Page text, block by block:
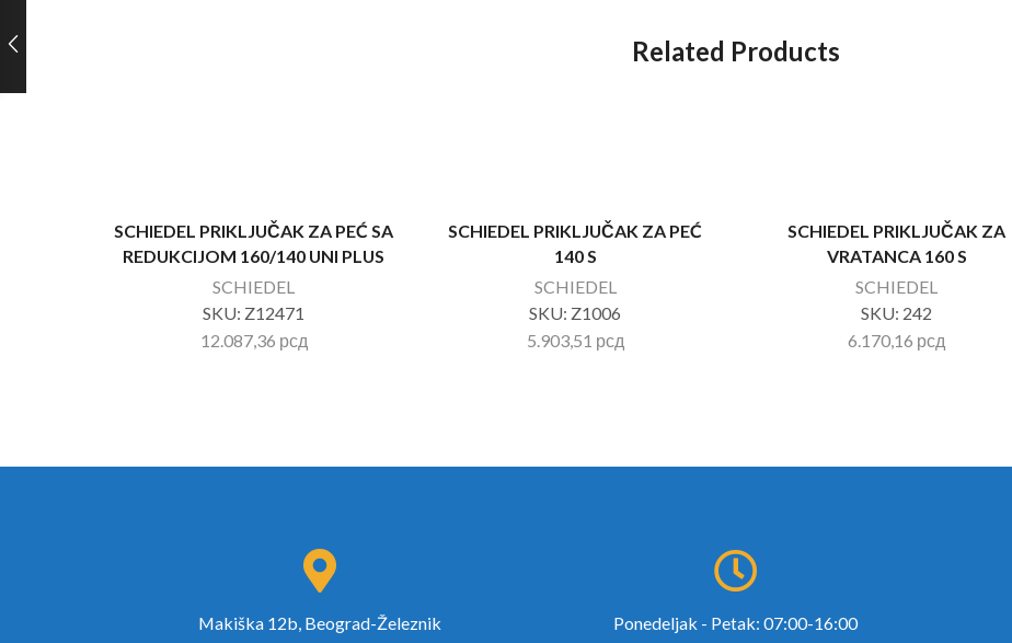
Related Products
SCHIEDEL PRIKLJUČAK ZA PEĆ SA
REDUKCIJOM 160/140 UNI PLUS
SCHIEDEL
SKU: Z12471
12.087,36 рсд
SCHIEDEL PRIKLJUČAK ZA PEĆ
140 S
SCHIEDEL
SKU: Z1006
5.903,51 рсд
SCHIEDEL PRIKLJUČAK ZA
VRATANCA 160 S
SCHIEDEL
SKU: 242
6.170,16 рсд
Makiška 12b, Beograd-Železnik
Ponedeljak - Petak: 07:00-16:00